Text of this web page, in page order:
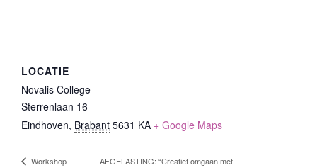
LOCATIE
Novalis College
Sterrenlaan 16
Eindhoven, Brabant 5631 KA + Google Maps
Workshop
AFGELASTING: “Creatief omgaan met